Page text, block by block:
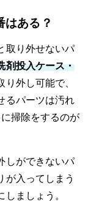
はある？
取り外せないパ
剤投入ケース・
り外し可能で、
るパーツは汚れ
掃除をするのが
しができないパ
が入ってしまう
ましょう。